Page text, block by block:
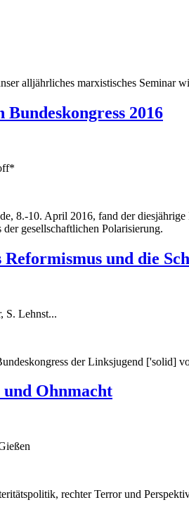
alljährliches marxistisches Seminar
2016
8.-10. April 2016, fand der
der gesellschaftlichen Polarisierung.
Reformismus und die
S. Lehnst...
der Linksjugend ['solid]
und Ohnmacht
rechter Terror und